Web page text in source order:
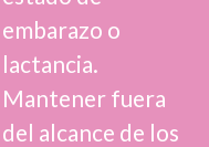
embarazo o
lactancia.
Mantener fuera
del alcance de los